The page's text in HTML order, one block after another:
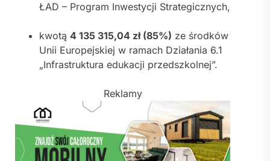
ŁAD – Program Inwestycji Strategicznych,
kwotą 4 135 315,04 zł (85%) ze środków
Unii Europejskiej w ramach Działania 6.1
„Infrastruktura edukacji przedszkolnej”.
Reklamy